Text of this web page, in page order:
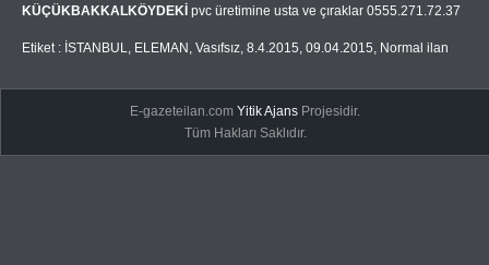
KÜÇÜKBAKKALKÖYDEKİ pvc üretimine usta ve çıraklar 0555.271.72.37
Etiket : İSTANBUL, ELEMAN , Vasıfsız, 8.4.2015, 09.04.2015, Normal ilan
E-gazeteilan.comYitik Ajans Projesidir.
Tüm Hakları Saklıdır.